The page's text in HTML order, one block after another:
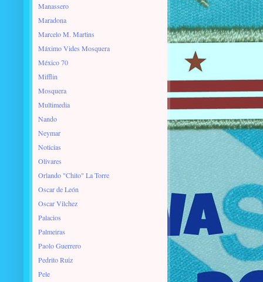
Manassero
Maradona
Marcelo M. Martins
Máximo Vides Mosquera
México 70
Mifflin
Mosquera
Multimedia
Nando
Neymar
Noticias
Olivares
Orlando "Chito" La Torre
Oscar de León
Oscar Vilchez
Palacios
Palmeiras
Paolo Guerrero
Pedrito Ruiz
Pele